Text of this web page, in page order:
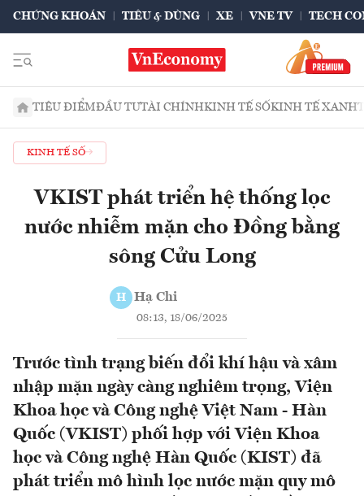
CHỨNG KHOÁN TIÊU & DÙNG XE VNE TV TECH
TIÊU ĐIỂMĐẦU TƯTÀI CHÍNHKINH TẾ SỐKINH TẾ XANH
KINH TẾ SỐ
VKIST phát triển hệ thống lọc
nước nhiễm mặn cho Đồng bằng
sông Cửu Long
H Hạ Chi
08:13, 18/06/2025
Trước tình trạng biến đổi khí hậu và xâm
nhập mặn ngày càng nghiêm trọng, Viện
Khoa học và Công nghệ Việt Nam - Hàn
Quốc (VKIST) phối hợp với Viện Khoa
học và Công nghệ Hàn Quốc (KIST) đã
phát triển mô hình lọc nước mặn quy mô